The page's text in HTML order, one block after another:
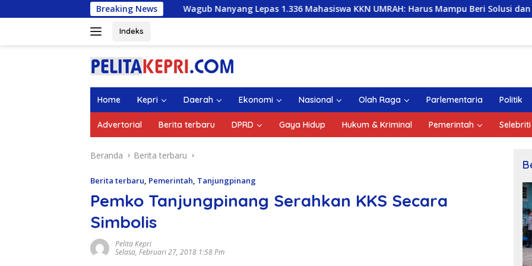
ke
Breaking NewsWagub Nanyang Lepas 1.336 Mahasiswa KKN UMRAH: Harus Mampu Beri Solusi dan
Indeks
Home Kepri Daerah Ekonomi Nasional Olah Raga Parlementaria Politik
Advertorial Berita terbaru DPRD Gaya Hidup Hukum & Kriminal Pemerintah Selebriti
Beranda Berita terbaru
Berita terbaru, Pemerintah, Tanjungpinang
Pemko Tanjungpinang Serahkan KKS Secara
Simbolis
Pelita Kepri
Selasa, Februari 27, 2018 1:58 Pm